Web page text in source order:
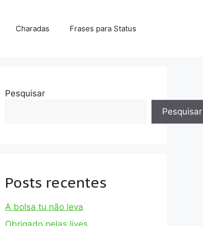
Charadas Frases para Status
Pesquisar
Pesquisar
Posts recentes
A bolsa tu não leva
Obrigado pelas lives